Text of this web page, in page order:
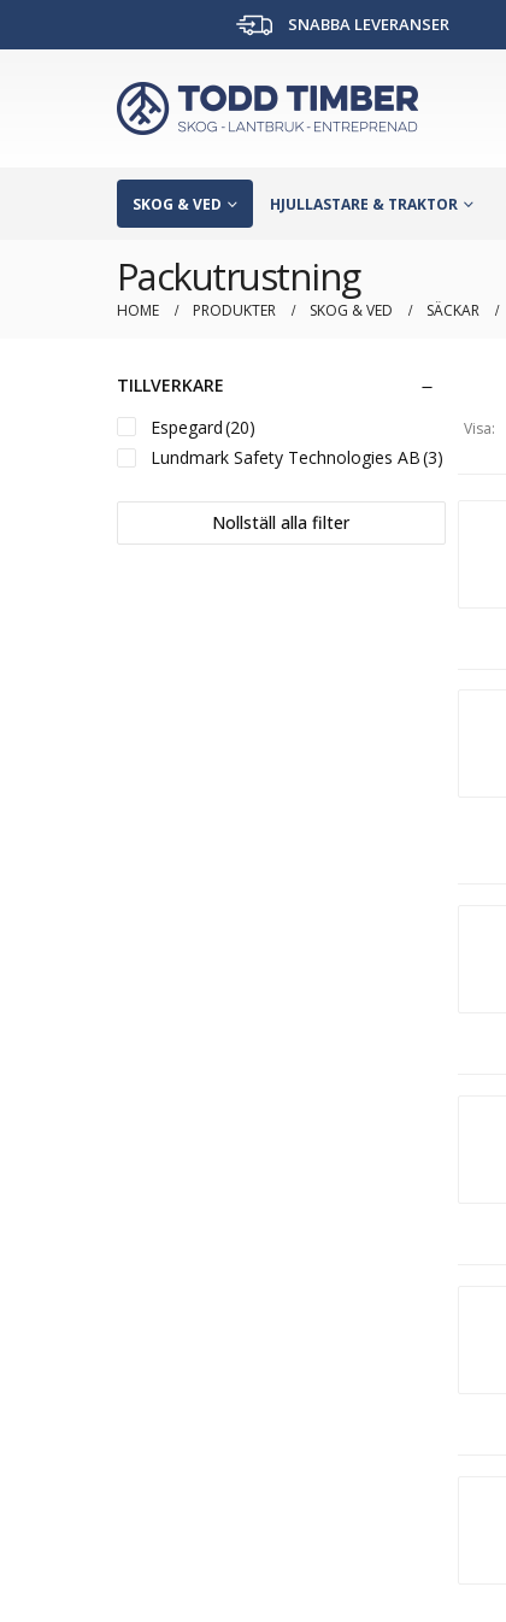
SNABBA LEVERANSER
SKOG & VED HJULLASTARE & TRAKTOR
Packutrustning
HOME PRODUKTER SKOG & VED SÄCKAR
TILLVERKARE
Espegard(20)
Lundmark Safety Technologies AB(3)
Nollställ alla filter
Visa: